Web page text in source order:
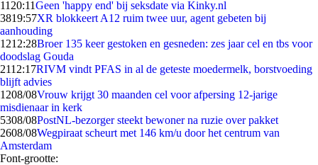
11 20:11Geen 'happy end' bij seksdate via Kinky.nl
3819:57XR blokkeert A12 ruim twee uur, agent gebeten bij
aanhouding
1212:28Broer 135 keer gestoken en gesneden: zes jaar cel en tbs voor
doodslag Gouda
2112:17RIVM vindt PFAS in al de geteste moedermelk, borstvoeding
blijft advies
1208/08Vrouw krijgt 30 maanden cel voor afpersing 12-jarige
misdienaar in kerk
5308/08PostNL-bezorger steekt bewoner na ruzie over pakket
2608/08Wegpiraat scheurt met 146 km/u door het centrum van
Amsterdam
Font-grootte: